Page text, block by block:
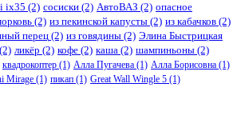
ix35 (2) сосиски (2) АвтоВАЗ (2) опасное
(2) из пекинской капусты (2) из кабачков (2)
перец (2) из говядины (2) Элина Быстрицкая
(2) ликёр (2) кофе (2) каша (2) шампиньоны (2)
квадрокоптер (1) Алла Пугачева (1) Алла Борисовна (1)
Mirage (1) пикап (1) Great Wall Wingle 5 (1)